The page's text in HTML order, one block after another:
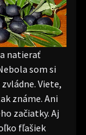
natierať
som si
Viete,
známe. Ani
začiatky. Aj
fľašiek